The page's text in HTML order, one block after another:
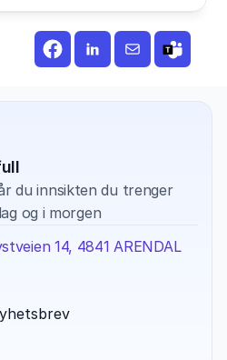
du innsikten du trenger
og i morgen
14, 4841 ARENDAL